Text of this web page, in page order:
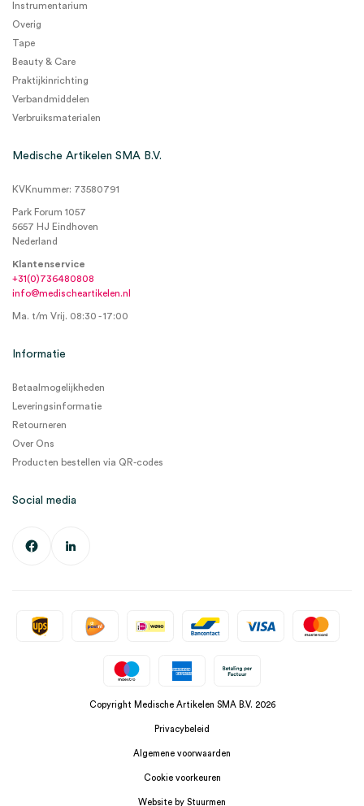
Instrumentarium
Overig
Tape
Beauty & Care
Praktijkinrichting
Verbandmiddelen
Verbruiksmaterialen
Medische Artikelen SMA B.V.
KVKnummer: 73580791
Park Forum 1057
5657 HJ Eindhoven
Nederland
Klantenservice
+31(0)736480808
info@medischeartikelen.nl
Ma. t/m Vrij. 08:30 - 17:00
Informatie
Betaalmogelijkheden
Leveringsinformatie
Retourneren
Over Ons
Producten bestellen via QR-codes
Social media
Copyright Medische Artikelen SMA B.V. 2026
Privacybeleid
Algemene voorwaarden
Cookie voorkeuren
Website by Stuurmen